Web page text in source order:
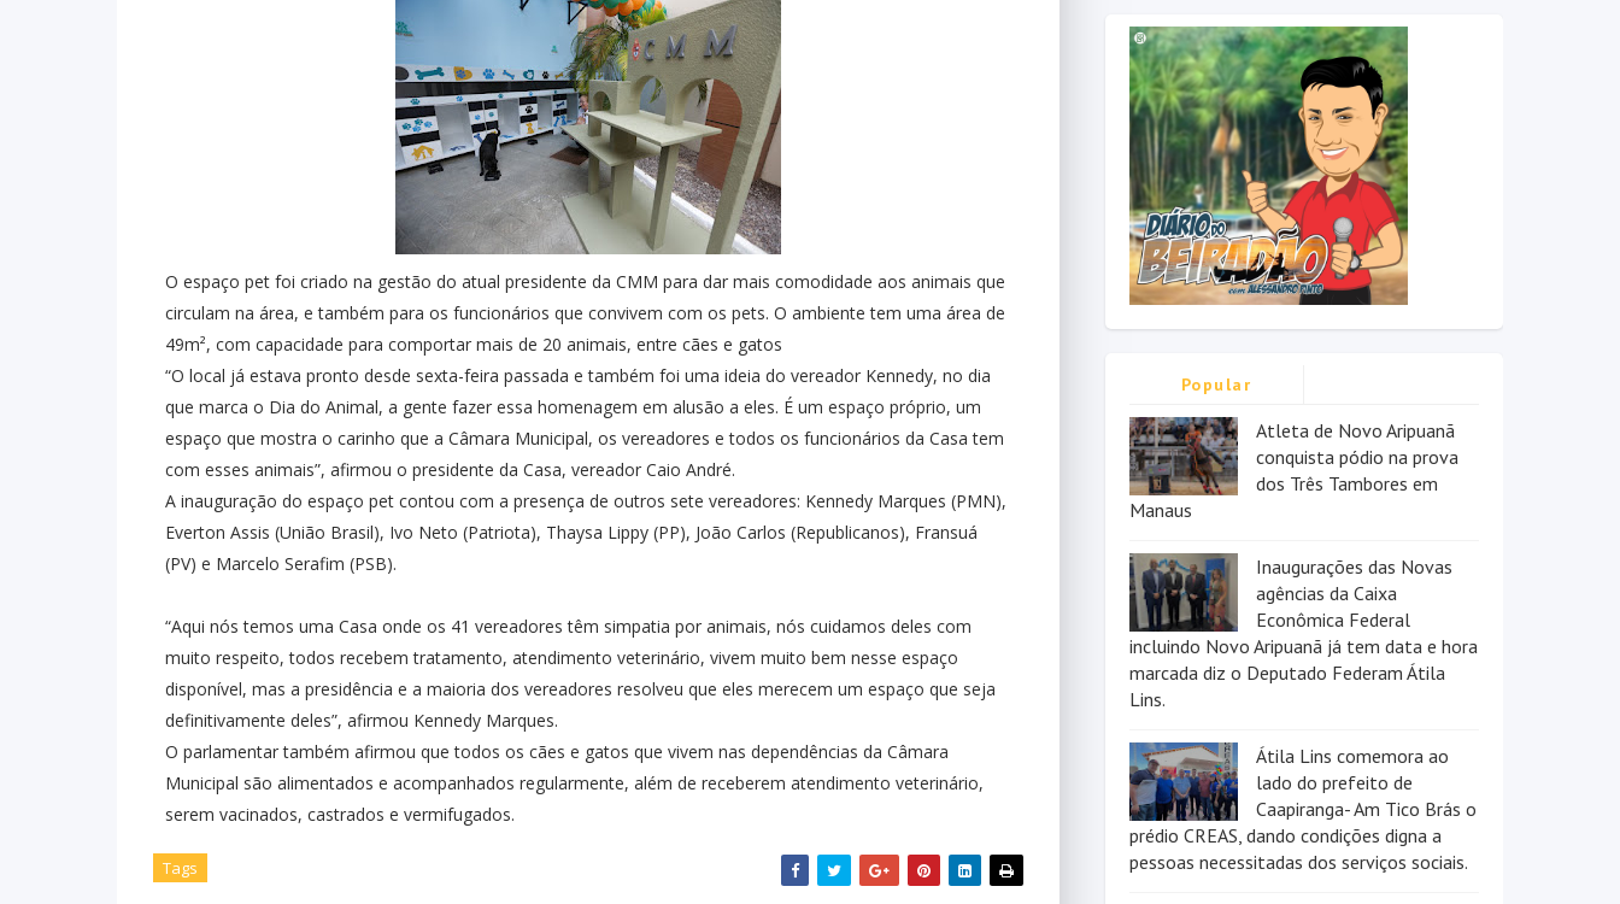
O espaço pet foi criado na gestão do atual presidente da CMM para dar mais comodidade aos animais que
circulam na área, e também para os funcionários que convivem com os pets. O ambiente tem uma área de
49m², com capacidade para comportar mais de 20 animais, entre cães e gatos
“O local já estava pronto desde sexta-feira passada e também foi uma ideia do vereador Kennedy, no dia
que marca o Dia do Animal, a gente fazer essa homenagem em alusão a eles. É um espaço próprio, um
espaço que mostra o carinho que a Câmara Municipal, os vereadores e todos os funcionários da Casa tem
com esses animais”, afirmou o presidente da Casa, vereador Caio André.
A inauguração do espaço pet contou com a presença de outros sete vereadores: Kennedy Marques (PMN),
Everton Assis (União Brasil), Ivo Neto (Patriota), Thaysa Lippy (PP), João Carlos (Republicanos), Fransuá
(PV) e Marcelo Serafim (PSB).
“Aqui nós temos uma Casa onde os 41 vereadores têm simpatia por animais, nós cuidamos deles com
muito respeito, todos recebem tratamento, atendimento veterinário, vivem muito bem nesse espaço
disponível, mas a presidência e a maioria dos vereadores resolveu que eles merecem um espaço que seja
definitivamente deles”, afirmou Kennedy Marques.
O parlamentar também afirmou que todos os cães e gatos que vivem nas dependências da Câmara
Municipal são alimentados e acompanhados regularmente, além de receberem atendimento veterinário,
serem vacinados, castrados e vermifugados.
Tags
Popular
Atleta de Novo Aripuanã
conquista pódio na prova
dos Três Tambores em
Manaus
Inaugurações das Novas
agências da Caixa
Econômica Federal
incluindo Novo Aripuanã já tem data e hora
marcada diz o Deputado Federam Átila
Lins.
Átila Lins comemora ao
lado do prefeito de
Caapiranga- Am Tico Brás o
prédio CREAS, dando condições digna a
pessoas necessitadas dos serviços sociais.